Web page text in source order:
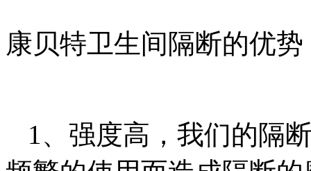
康贝特卫生间隔断的优势
1、强度高，我们的隔